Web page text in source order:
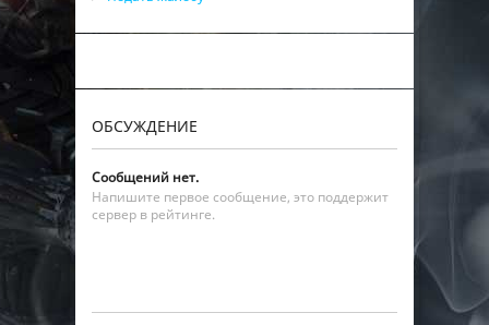
ОБСУЖДЕНИЕ
Сообщений нет.
Напишите первое сообщение, это поддержит
сервер в рейтинге.